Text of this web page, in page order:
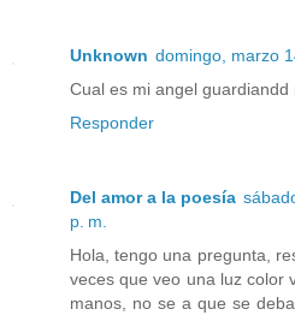
Unknown domingo, marzo
Cual es mi angel guardiandd
Responder
Del amor a la poesía
p. m.
Hola, tengo una pregunta,
veces que veo una luz color
manos, no se a que se